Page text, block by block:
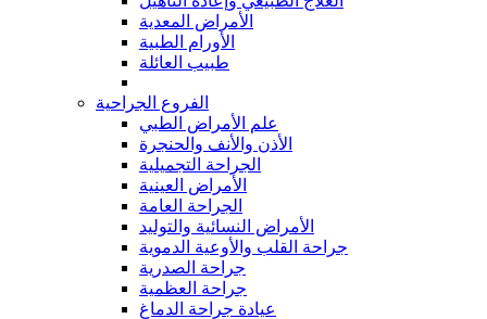
الأمراض المعدية
الأورام الطبية
طبيب العائلة
الفروع الجراحية
علم الأمراض الطبي
الأذن والأنف والحنجرة
الجراحة التجميلية
الأمراض العينية
الجراحة العامة
الأمراض النسائية والتوليد
جراحة القلب والأوعية الدموية
جراحة الصدرية
جراحة العظمية
عيادة جراحة الدماغ